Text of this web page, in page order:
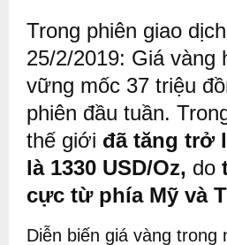
Trong phiên giao
25/2/2019: Giá vàng
vững mốc 37 triệu
phiên đầu tuần.
thế giới đã tăng trở
là 1330 USD/Oz, do
cực từ phía Mỹ và
Diễn biến giá vàng trong